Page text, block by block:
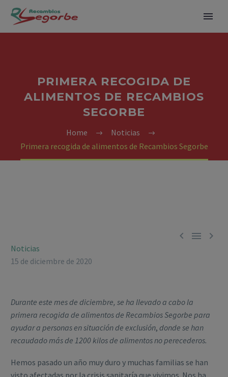
PRIMERA RECOGIDA DE
ALIMENTOS DE RECAMBIOS
SEGORBE
Home
Noticias
Primera recogida de alimentos de Recambios Segorbe
  
Noticias
15 de diciembre de 2020
Durante este mes de diciembre, se ha llevado a cabo la
primera recogida de alimentos de Recambios Segorbe para
ayudar a personas en situación de exclusión, donde se han
recaudado más de 1200 kilos de alimentos no perecederos.
Hemos pasado un año muy duro y muchas familias se han
visto afectadas por la crisis sanitaría que vivimos. Nos ha